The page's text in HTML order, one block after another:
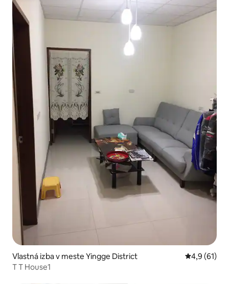
Vlastná izba v meste Yingge District Priemerné
4,9 (61)
T T House1